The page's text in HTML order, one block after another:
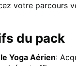
votre parcours
du pack
Yoga Aérien: